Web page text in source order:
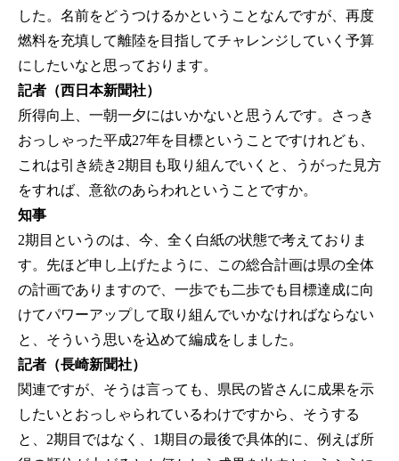
した。名前をどうつけるかということなんですが、再度
燃料を充填して離陸を目指してチャレンジしていく予算
にしたいなと思っております。
記者（西日本新聞社）
所得向上、一朝一夕にはいかないと思うんです。さっき
おっしゃった平成27年を目標ということですけれども、
これは引き続き2期目も取り組んでいくと、うがった見方
をすれば、意欲のあらわれということですか。
知事
2期目というのは、今、全く白紙の状態で考えておりま
す。先ほど申し上げたように、この総合計画は県の全体
の計画でありますので、一歩でも二歩でも目標達成に向
けてパワーアップして取り組んでいかなければならない
と、そういう思いを込めて編成をしました。
記者（長崎新聞社）
関連ですが、そうは言っても、県民の皆さんに成果を示
したいとおっしゃられているわけですから、そうする
と、2期目ではなく、1期目の最後で具体的に、例えば所